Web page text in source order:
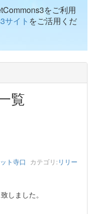
をご利用
サイト をご活用くだ
覧
ト寺口 カテゴリ: リリー
しました。